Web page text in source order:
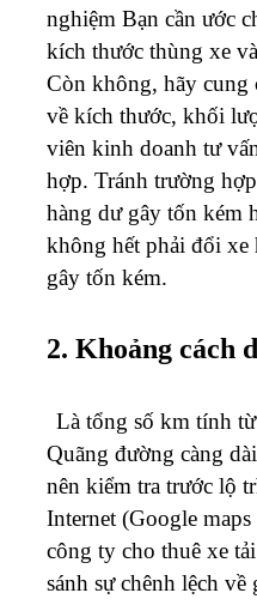
nghiệm Bạn cần ước
kích thước thùng xe
Còn không, hãy cung
về kích thước, khối
viên kinh doanh tư
hợp. Tránh trường
hàng dư gây tốn kém
không hết phải đổi xe
gây tốn kém.
2. Khoảng cách
Là tổng số km tính
Quãng đường càng
nên kiểm tra trước lộ
Internet (Google
công ty cho thuê xe
sánh sự chênh lệch